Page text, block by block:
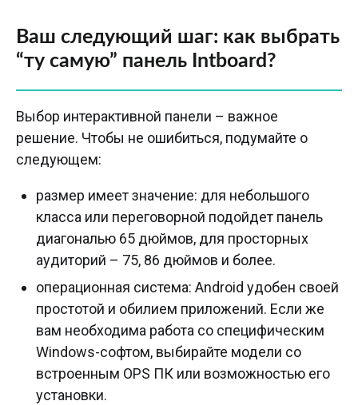
Ваш следующий шаг: как выбрать
“ту самую” панель Intboard?
Выбор интерактивной панели – важное
решение. Чтобы не ошибиться, подумайте о
следующем:
размер имеет значение: для небольшого
класса или переговорной подойдет панель
диагональю 65 дюймов, для просторных
аудиторий – 75, 86 дюймов и более.
операционная система: Android удобен своей
простотой и обилием приложений. Если же
вам необходима работа со специфическим
Windows-софтом, выбирайте модели со
встроенным OPS ПК или возможностью его
установки.